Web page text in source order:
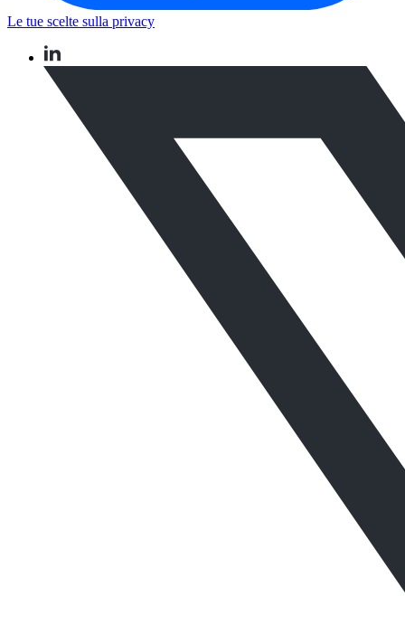
Le tue scelte sulla privacy